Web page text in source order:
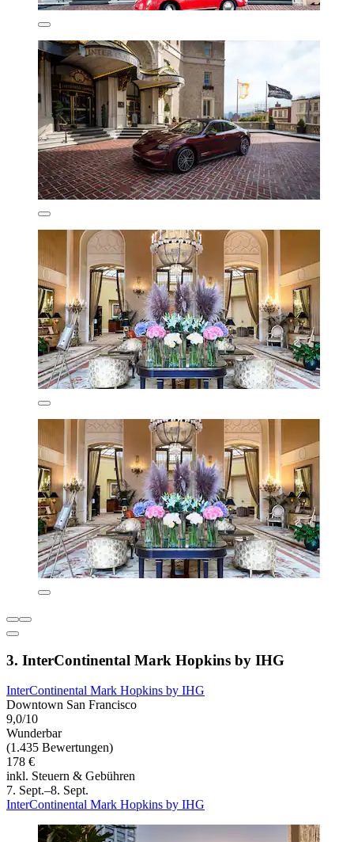
3. InterContinental Mark Hopkins by IHG
InterContinental Mark Hopkins by IHG
Downtown San Francisco
9,0/10
Wunderbar
(1.435 Bewertungen)
178 €
inkl. Steuern & Gebühren
7. Sept.–8. Sept.
InterContinental Mark Hopkins by IHG